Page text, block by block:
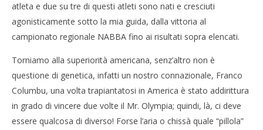
atleta e due su tre di questi atleti sono nati e cresciuti
agonisticamente sotto la mia guida, dalla vittoria al
campionato regionale NABBA fino ai risultati sopra elencati.
Torniamo alla superiorità americana, senz’altro non è
questione di genetica, infatti un nostro connazionale, Franco
Columbu, una volta trapiantatosi in America è stato addirittura
in grado di vincere due volte il Mr. Olympia; quindi, là, ci deve
essere qualcosa di diverso! Forse l’aria o chissà quale “pillola”